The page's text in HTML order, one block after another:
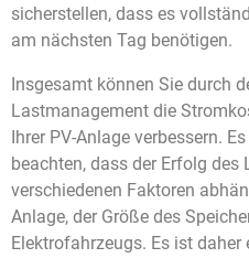
sicherstellen, dass es
am nächsten Tag benötigen.
Insgesamt können Sie durch
Lastmanagement die
Ihrer PV-Anlage verbessern.
beachten, dass der Erfolg
verschiedenen Faktoren
Anlage, der Größe des
Elektrofahrzeugs. Es ist